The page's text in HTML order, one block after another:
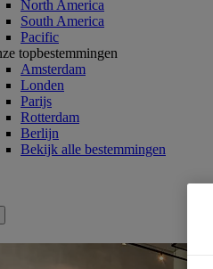
North America
South America
Pacific
topbestemmingen
Amsterdam
Londen
Parijs
Rotterdam
Berlijn
Bekijk alle bestemmingen